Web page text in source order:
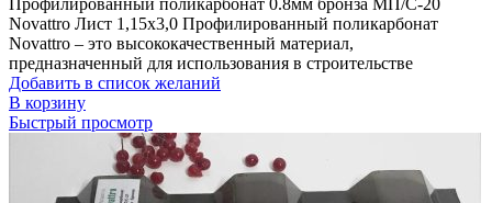
Novattro Лист 1,15х3,0 Профилированный поликарбонат
Novattro – это высококачественный материал,
предназначенный для использования в строительстве
Добавить в список желаний
В корзину
Быстрый просмотр